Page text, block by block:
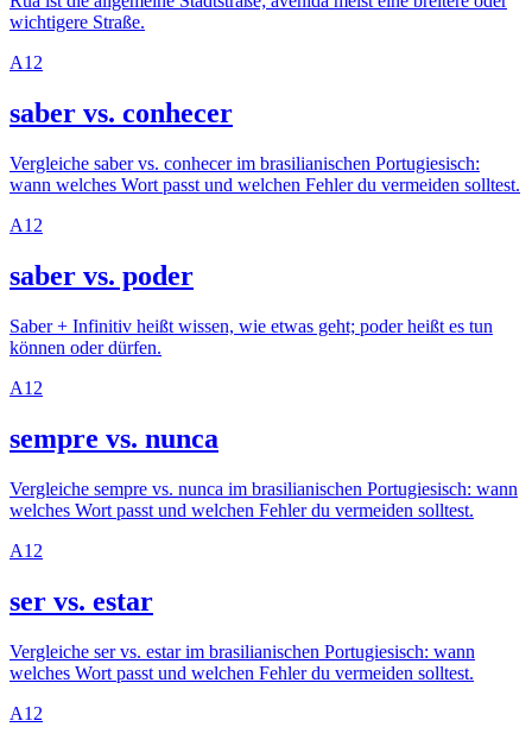
wichtigere Straße.
A1 2
saber vs. conhecer
Vergleiche saber vs. conhecer im brasilianischen Portugiesisch:
wann welches Wort passt und welchen Fehler du vermeiden solltest.
A1 2
saber vs. poder
Saber + Infinitiv heißt wissen, wie etwas geht; poder heißt es tun
können oder dürfen.
A1 2
sempre vs. nunca
Vergleiche sempre vs. nunca im brasilianischen Portugiesisch: wann
welches Wort passt und welchen Fehler du vermeiden solltest.
A1 2
ser vs. estar
Vergleiche ser vs. estar im brasilianischen Portugiesisch: wann
welches Wort passt und welchen Fehler du vermeiden solltest.
A1 2